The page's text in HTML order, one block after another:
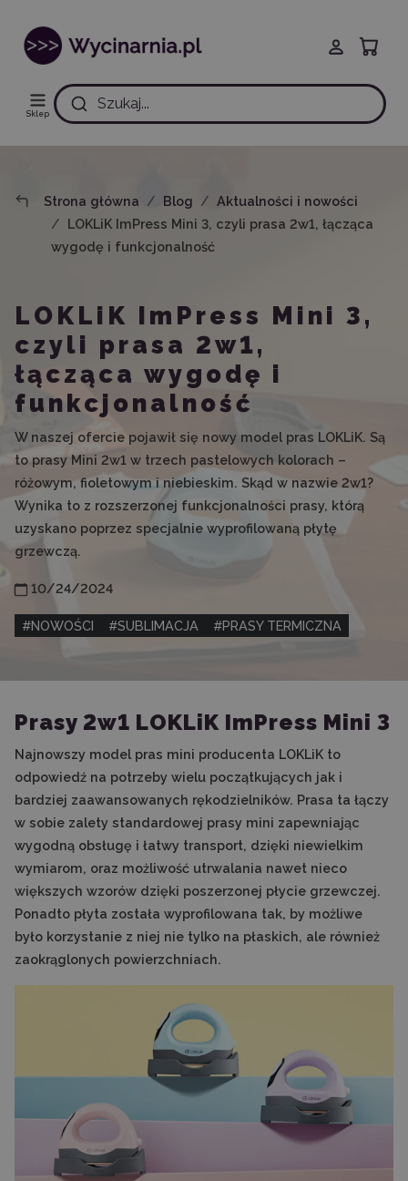
Sklep
Szukaj...
Strona główna Blog
Aktualności i nowości
LOKLiK ImPress Mini 3, czyli prasa 2w1, łącząca
wygodę i funkcjonalność
LOKLiK ImPress Mini 3,
czyli prasa 2w1,
łącząca wygodę i
funkcjonalność
W naszej ofercie pojawił się nowy model pras LOKLiK. Są
to prasy Mini 2w1 w trzech pastelowych kolorach –
różowym, fioletowym i niebieskim. Skąd w nazwie 2w1?
Wynika to z rozszerzonej funkcjonalności prasy, którą
uzyskano poprzez specjalnie wyprofilowaną płytę
grzewczą.
10/24/2024
#NOWOŚCI #SUBLIMACJA #PRASY TERMICZNA
Prasy 2w1 LOKLiK ImPress Mini 3
Najnowszy model pras mini producenta LOKLiK to
odpowiedź na potrzeby wielu początkujących jak i
bardziej zaawansowanych rękodzielników. Prasa ta łączy
w sobie zalety standardowej prasy mini zapewniając
wygodną obsługę i łatwy transport, dzięki niewielkim
wymiarom, oraz możliwość utrwalania nawet nieco
większych wzorów dzięki poszerzonej płycie grzewczej.
Ponadto płyta została wyprofilowana tak, by możliwe
było korzystanie z niej nie tylko na płaskich, ale również
zaokrąglonych powierzchniach.